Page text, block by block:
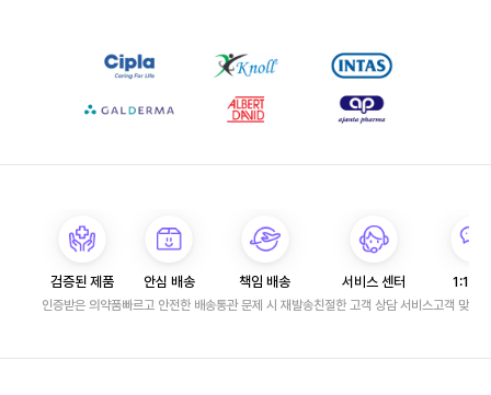
검증된 제품
인증받은 의약품
안심 배송
빠르고 안전한 배송
책임 배송
통관 문제 시 재발송
서비스 센터
친절한 고객 상담 서비스
1:1 문
고객 맞춤